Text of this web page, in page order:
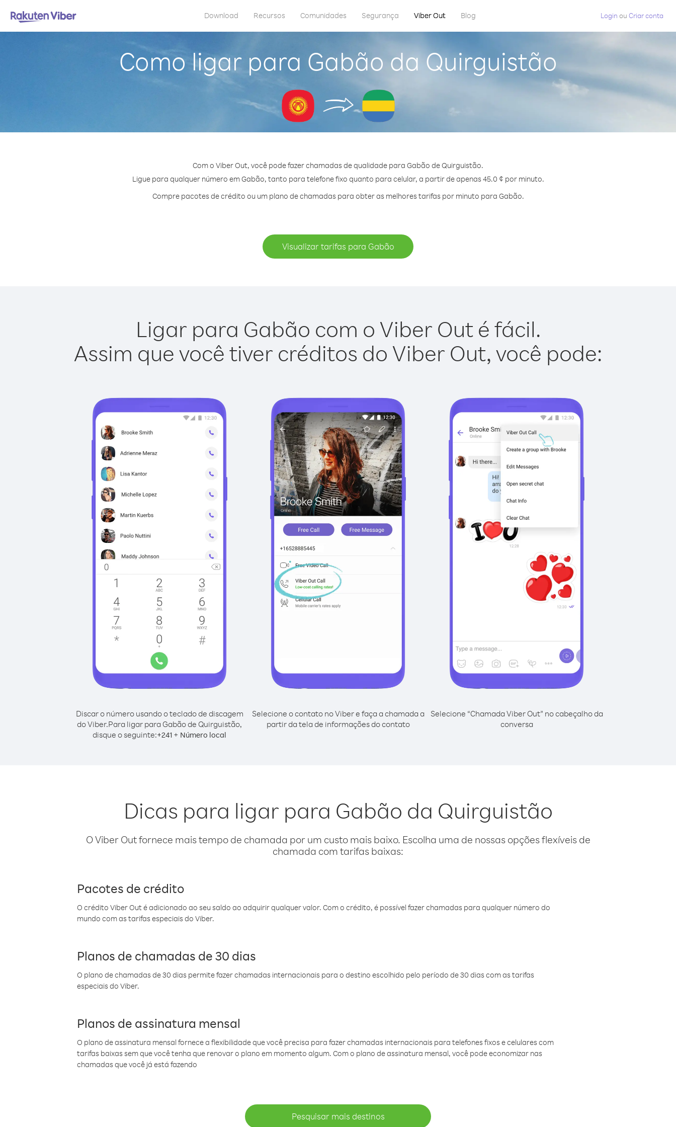
Download Recursos Comunidades Segurança Viber Out Blog Login ou Criar conta
Como ligar para Gabão da Quirguistão
Com o Viber Out, você pode fazer chamadas de qualidade para Gabão de Quirguistão.
Ligue para qualquer número em Gabão, tanto para telefone fixo quanto para celular, a partir de apenas 45.0 ¢ por minuto.
Compre pacotes de crédito ou um plano de chamadas para obter as melhores tarifas por minuto para Gabão.
Visualizar tarifas para Gabão
Ligar para Gabão com o Viber Out é fácil.
Assim que você tiver créditos do Viber Out, você pode:
Discar o número usando o teclado de discagem
do Viber.Para ligar para Gabão de Quirguistão,
disque o seguinte:+241 + Número local
Selecione o contato no Viber e faça a chamada a
partir da tela de informações do contato
Selecione “Chamada Viber Out” no cabeçalho da
conversa
Dicas para ligar para Gabão da Quirguistão
O Viber Out fornece mais tempo de chamada por um custo mais baixo. Escolha uma de nossas opções flexíveis de
chamada com tarifas baixas:
Pacotes de crédito
O crédito Viber Out é adicionado ao seu saldo ao adquirir qualquer valor. Com o crédito, é possível fazer chamadas para qualquer número do
mundo com as tarifas especiais do Viber.
Planos de chamadas de 30 dias
O plano de chamadas de 30 dias permite fazer chamadas internacionais para o destino escolhido pelo período de 30 dias com as tarifas
especiais do Viber.
Planos de assinatura mensal
O plano de assinatura mensal fornece a flexibilidade que você precisa para fazer chamadas internacionais para telefones fixos e celulares com
tarifas baixas sem que você tenha que renovar o plano em momento algum. Com o plano de assinatura mensal, você pode economizar nas
chamadas que você já está fazendo
Pesquisar mais destinos